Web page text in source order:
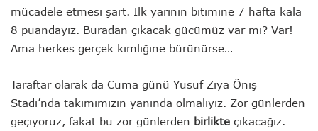
mücadele etmesi şart. İlk yarının bitimine 7 hafta kala
8 puandayız. Buradan çıkacak gücümüz var mı? Var!
Ama herkes gerçek kimliğine bürünürse…
Taraftar olarak da Cuma günü Yusuf Ziya Öniş
Stadı’nda takımımızın yanında olmalıyız. Zor günlerden
geçiyoruz, fakat bu zor günlerden birlikte çıkacağız.